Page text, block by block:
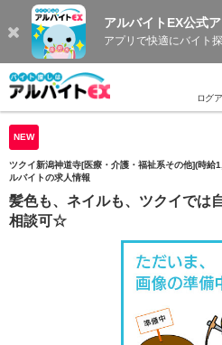
アルバイトEX公式ア
アプリで快適にバイト
ログ
検索
NEW
ツクイ新潟神道寺[医療・介護・福祉系その他](時
ルバイトの求人情報
髪色も、ネイルも、ツクイでは
相談可☆